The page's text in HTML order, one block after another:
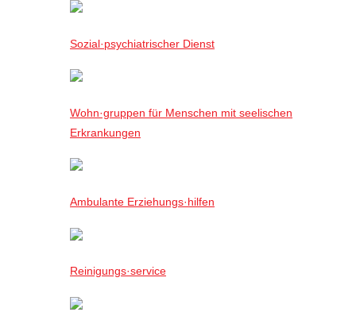
Sozial·psychiatrischer Dienst
Wohn·gruppen für Menschen mit seelischen
Erkrankungen
Ambulante Erziehungs·hilfen
Reinigungs·service